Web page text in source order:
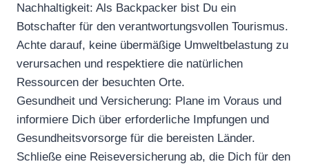
Nachhaltigkeit: Als Backpacker bist Du ein
Botschafter für den verantwortungsvollen Tourismus.
Achte darauf, keine übermäßige Umweltbelastung zu
verursachen und respektiere die natürlichen
Ressourcen der besuchten Orte.
Gesundheit und Versicherung: Plane im Voraus und
informiere Dich über erforderliche Impfungen und
Gesundheitsvorsorge für die bereisten Länder.
Schließe eine Reiseversicherung ab, die Dich für den